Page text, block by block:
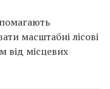
масштабні лісові
від місцевих